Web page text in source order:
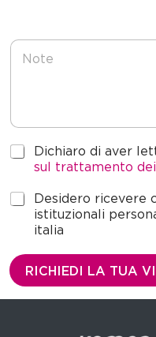
N
P
v
a
*
Dichiaro di aver
sul trattamento
M
e
t
n
Desidero ricevere
istituzionali
italia
RICHIEDI LA TUA